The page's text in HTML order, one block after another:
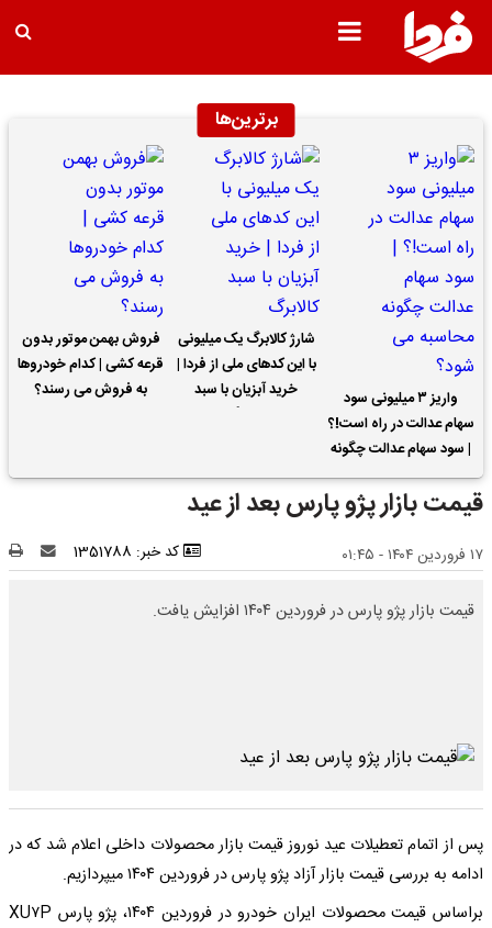
برترین‌ها
واریز ۳ میلیونی سود
سهام عدالت در راه است!؟
| سود سهام عدالت چگونه
محاسبه می شود؟
شارژ کالابرگ یک میلیونی
با این کدهای ملی از فردا |
خرید آبزیان با سبد
فروش بهمن موتور بدون
قرعه کشی | کدام خودروها
به فروش می رسند؟
قیمت بازار پژو پارس بعد از عید
۱۷ فروردین ۱۴۰۴ - ۰۱:۴۵ کد خبر: 1351788
قیمت بازار پژو پارس در فروردین ۱۴۰۴ افزایش یافت.
پس از اتمام تعطیلات عید نوروز قیمت بازار محصولات داخلی اعلام شد که در
ادامه به بررسی قیمت بازار آزاد پژو پارس در فروردین ۱۴۰۴ میپردازیم.
براساس قیمت محصولات ایران خودرو در فروردین ۱۴۰۴، پژو پارس XU۷P